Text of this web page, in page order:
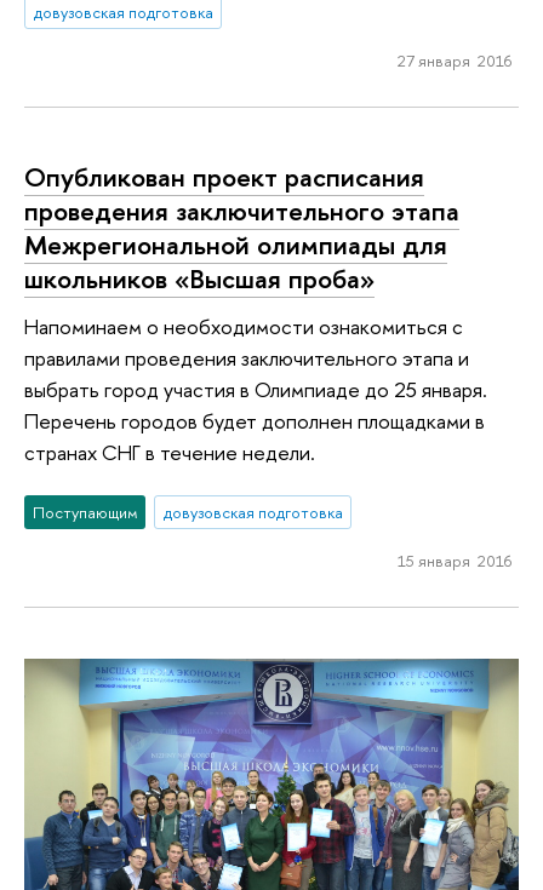
довузовская подготовка
27 января 2016
Опубликован проект расписания
проведения заключительного этапа
Межрегиональной олимпиады для
школьников «Высшая проба»
Напоминаем о необходимости ознакомиться с
правилами проведения заключительного этапа и
выбрать город участия в Олимпиаде до 25 января.
Перечень городов будет дополнен площадками в
странах СНГ в течение недели.
Поступающим довузовская подготовка
15 января 2016